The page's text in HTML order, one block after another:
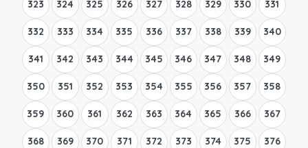
323 324 325 326 327 328 329 330 331
332 333 334 335 336 337 338 339 340
341 342 343 344 345 346 347 348 349
350 351 352 353 354 355 356 357 358
359 360 361 362 363 364 365 366 367
368 369 370 371 372 373 374 375 376